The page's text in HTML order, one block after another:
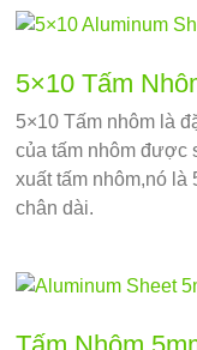
5×10 Tấm
5×10 Tấm nhôm là
của tấm nhôm được
xuất tấm nhôm,nó là
chân dài.